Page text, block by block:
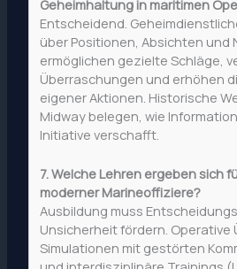
Geheimhaltung in maritimen
Entscheidend.
über Positionen, Absichten und
ermöglichen gezielte Schläge,
Überraschungen und erhöhen
eigener Aktionen. Historische
Midway belegen, wie
Initiative verschafft.
7. Welche Lehren ergeben sich
moderner Marineoffiziere?
Ausbildung muss
Unsicherheit fördern. Operative
Simulationen mit gestörten